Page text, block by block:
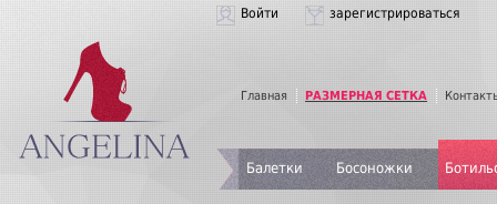
Войти зарегистрироваться
Главная РАЗМЕРНАЯ СЕТКА
Балетки Босоножки